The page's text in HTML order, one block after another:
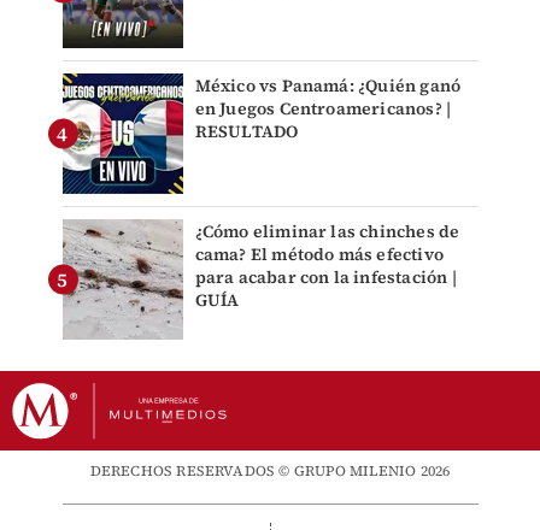
México vs Panamá: ¿Quién ganó
en Juegos Centroamericanos? |
RESULTADO
¿Cómo eliminar las chinches de
cama? El método más efectivo
para acabar con la infestación |
GUÍA
DERECHOS RESERVADOS © GRUPO MILENIO 2026